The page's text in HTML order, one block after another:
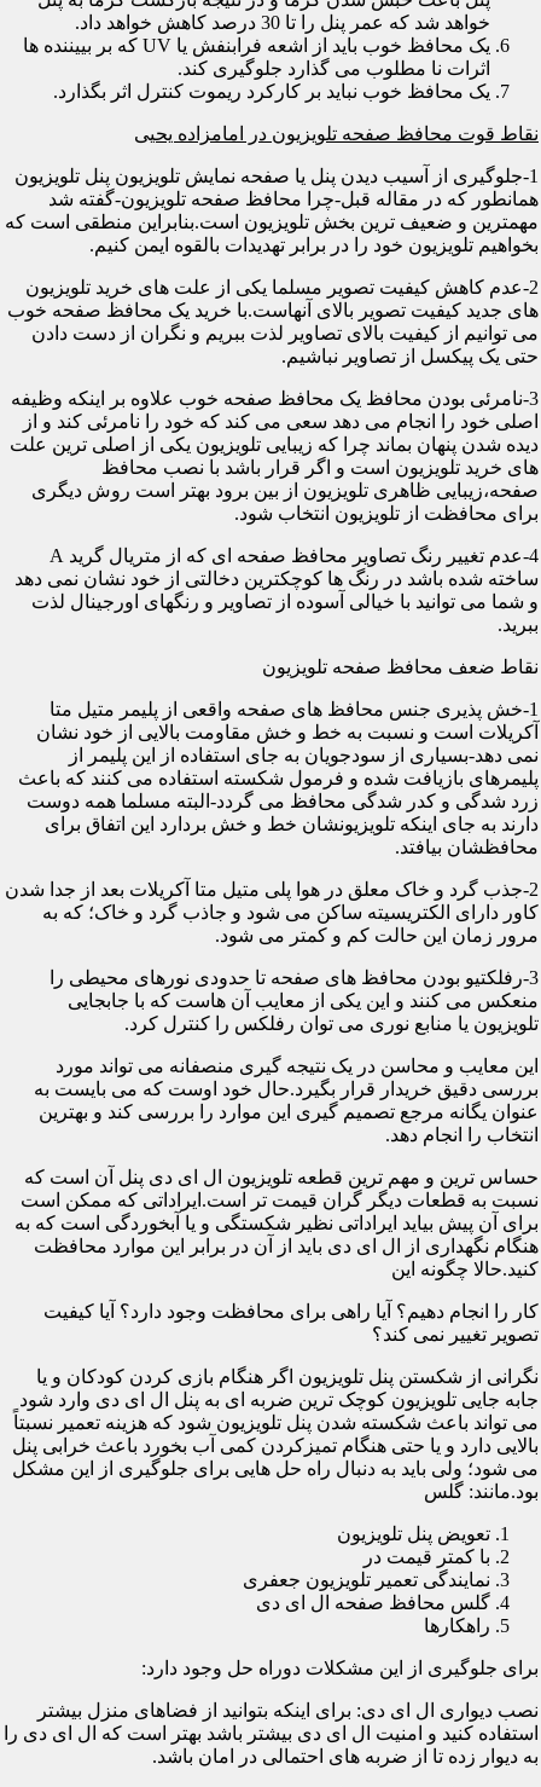
خواهد شد که عمر پنل را تا 30 درصد کاهش خواهد داد.
یک محافظ خوب باید از اشعه فرابنفش یا UV که بر بییننده ها
اثرات نا مطلوب می گذارد جلوگیری کند.
یک محافظ خوب نباید بر کارکرد ریموت کنترل اثر بگذارد.
نقاط قوت محافظ صفحه تلویزیون در امامزاده یحیی
1-جلوگیری از آسیب دیدن پنل یا صفحه نمایش تلویزیون پنل تلویزیون
همانطور که در مقاله قبل-چرا محافظ صفحه تلویزیون-گفته شد
مهمترین و ضعیف ترین بخش تلویزیون است.بنابراین منطقی است که
بخواهیم تلویزیون خود را در برابر تهدیدات بالقوه ایمن کنیم.
2-عدم کاهش کیفیت تصویر مسلما یکی از علت های خرید تلویزیون
های جدید کیفیت تصویر بالای آنهاست.با خرید یک محافظ صفحه خوب
می توانیم از کیفیت بالای تصاویر لذت ببریم و نگران از دست دادن
حتی یک پیکسل از تصاویر نباشیم.
3-نامرئی بودن محافظ یک محافظ صفحه خوب علاوه بر اینکه وظیفه
اصلی خود را انجام می دهد سعی می کند که خود را نامرئی کند و از
دیده شدن پنهان بماند چرا که زیبایی تلویزیون یکی از اصلی ترین علت
های خرید تلویزیون است و اگر قرار باشد با نصب محافظ
صفحه،زیبایی ظاهری تلویزیون از بین برود بهتر است روش دیگری
برای محافظت از تلویزیون انتخاب شود.
4-عدم تغییر رنگ تصاویر محافظ صفحه ای که از متریال گرید A
ساخته شده باشد در رنگ ها کوچکترین دخالتی از خود نشان نمی دهد
و شما می توانید با خیالی آسوده از تصاویر و رنگهای اورجینال لذت
ببرید.
نقاط ضعف محافظ صفحه تلویزیون
1-خش پذیری جنس محافظ های صفحه واقعی از پلیمر متیل متا
آکریلات است و نسبت به خط و خش مقاومت بالایی از خود نشان
نمی دهد-بسیاری از سودجویان به جای استفاده از این پلیمر از
پلیمرهای بازیافت شده و فرمول شکسته استفاده می کنند که باعث
زرد شدگی و کدر شدگی محافظ می گردد-البته مسلما همه دوست
دارند به جای اینکه تلویزیونشان خط و خش بردارد این اتفاق برای
محافظشان بیافتد.
2-جذب گرد و خاک معلق در هوا پلی متیل متا آکریلات بعد از جدا شدن
کاور دارای الکتریسیته ساکن می شود و جاذب گرد و خاک؛ که به
مرور زمان این حالت کم و کمتر می شود.
3-رفلکتیو بودن محافظ های صفحه تا حدودی نورهای محیطی را
منعکس می کنند و این یکی از معایب آن هاست که با جابجایی
تلویزیون یا منابع نوری می توان رفلکس را کنترل کرد.
این معایب و محاسن در یک نتیجه گیری منصفانه می تواند مورد
بررسی دقیق خریدار قرار بگیرد.حال خود اوست که می بایست به
عنوان یگانه مرجع تصمیم گیری این موارد را بررسی کند و بهترین
انتخاب را انجام دهد.
حساس ترین و مهم ترین قطعه تلویزیون ال ای دی پنل آن است که
نسبت به قطعات دیگر گران قیمت تر است.ایراداتی که ممکن است
برای آن پیش بیاید ایراداتی نظیر شکستگی و یا آبخوردگی است که به
هنگام نگهداری از ال ای دی باید از آن در برابر این موارد محافظت
کنید.حالا چگونه این
کار را انجام دهیم؟ آیا راهی برای محافظت وجود دارد؟ آیا کیفیت
تصویر تغییر نمی کند؟
نگرانی از شکستن پنل تلویزیون اگر هنگام بازی کردن کودکان و یا
جابه جایی تلویزیون کوچک ترین ضربه ای به پنل ال ای دی وارد شود
می تواند باعث شکسته شدن پنل تلویزیون شود که هزینه تعمیر نسبتاً
بالایی دارد و یا حتی هنگام تمیزکردن کمی آب بخورد باعث خرابی پنل
می شود؛ ولی باید به دنبال راه حل هایی برای جلوگیری از این مشکل
بود.مانند: گلس
تعویض پنل تلویزیون
با کمتر قیمت در
نمایندگی تعمیر تلویزیون جعفری
گلس محافظ صفحه ال ای دی
راهکارها
برای جلوگیری از این مشکلات دوراه حل وجود دارد:
نصب دیواری ال ای دی: برای اینکه بتوانید از فضاهای منزل بیشتر
استفاده کنید و امنیت ال ای دی بیشتر باشد بهتر است که ال ای دی را
به دیوار زده تا از ضربه های احتمالی در امان باشد.